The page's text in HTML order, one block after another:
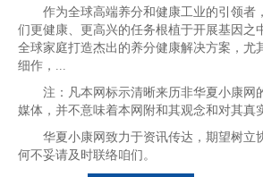
作为全球高端养分和健康工业的引领者
们更健康、更高兴的任务根植于开展基因之
全球家庭打造杰出的养分健康解决方案，尤
细作，...
注：凡本网标示清晰来历非华夏小康网
媒体，并不意味着本网附和其观念和对其真
华夏小康网致力于资讯传达，期望树立
何不妥请及时联络咱们。